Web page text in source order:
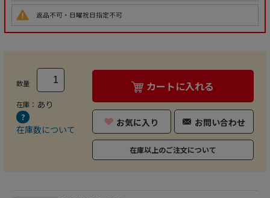
返品不可・日曜祝日指定不可
数量
在庫： あり
在庫数について
カートに入れる
お気に入り お問い合わせ
在庫以上のご注文について